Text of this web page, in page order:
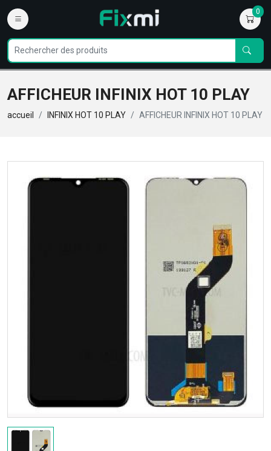
0
AFFICHEUR INFINIX HOT 10 PLAY
accueil INFINIX HOT 10 PLAY AFFICHEUR INFINIX HOT 10 PLAY